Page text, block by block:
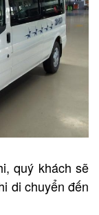
quý khách sẽ
di chuyển đến